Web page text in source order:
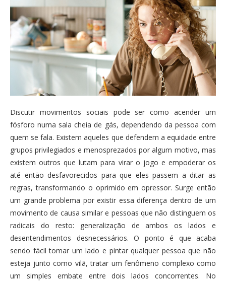
Discutir movimentos sociais pode ser como acender um
fósforo numa sala cheia de gás, dependendo da pessoa com
quem se fala. Existem aqueles que defendem a equidade entre
grupos privilegiados e menosprezados por algum motivo, mas
existem outros que lutam para virar o jogo e empoderar os
até então desfavorecidos para que eles passem a ditar as
regras, transformando o oprimido em opressor. Surge então
um grande problema por existir essa diferença dentro de um
movimento de causa similar e pessoas que não distinguem os
radicais do resto: generalização de ambos os lados e
desentendimentos desnecessários. O ponto é que acaba
sendo fácil tomar um lado e pintar qualquer pessoa que não
esteja junto como vilã, tratar um fenômeno complexo como
um simples embate entre dois lados concorrentes. No